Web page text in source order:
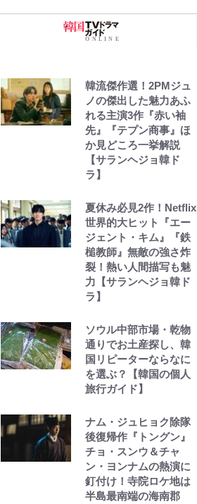
韓流傑作選！2PMジュ
ノの傑出した魅力あふ
れる主演3作『赤い袖
先』『テプン商事』ほ
か見どころ一挙解説
【サランヘジョ韓ド
ラ】
夏休み必見2作！Netflix
世界的大ヒット『エー
ジェント・キム』『鉄
槌教師』無敵の強さ炸
裂！熱い人間描写も魅
力【サランヘジョ韓ド
ラ】
ソウル中部市場・乾物
通りでお土産探し、韓
国リピーターならなに
を選ぶ？【韓国の個人
旅行ガイド】
ナム・ジュヒョク除隊
後復帰作『トングン』
チョ・スンウ＆チャ
ン・ヨンナムの熱演に
釘付け！寺院ロケ地は
半島最南端の海南郡